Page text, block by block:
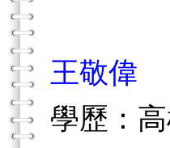
王敬偉
學歷：